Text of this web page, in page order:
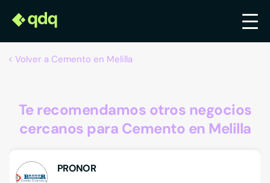
Volver a Cemento en Melilla
Te recomendamos otros negocios
cercanos para Cemento en Melilla
PRONOR